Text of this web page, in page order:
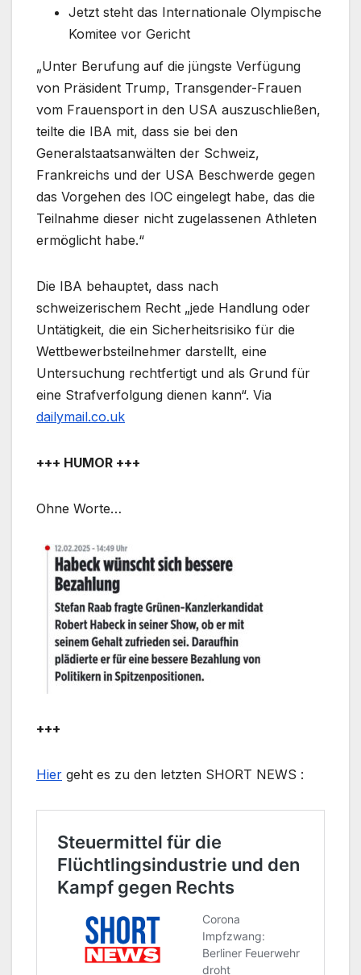
Jetzt steht das Internationale Olympische
Komitee vor Gericht
„Unter Berufung auf die jüngste Verfügung
von Präsident Trump, Transgender-Frauen
vom Frauensport in den USA auszuschließen,
teilte die IBA mit, dass sie bei den
Generalstaatsanwälten der Schweiz,
Frankreichs und der USA Beschwerde gegen
das Vorgehen des IOC eingelegt habe, das die
Teilnahme dieser nicht zugelassenen Athleten
ermöglicht habe.“
Die IBA behauptet, dass nach
schweizerischem Recht „jede Handlung oder
Untätigkeit, die ein Sicherheitsrisiko für die
Wettbewerbsteilnehmer darstellt, eine
Untersuchung rechtfertigt und als Grund für
eine Strafverfolgung dienen kann“. Via
dailymail.co.uk
+++ HUMOR +++
Ohne Worte…
+++
Hier geht es zu den letzten SHORT NEWS :